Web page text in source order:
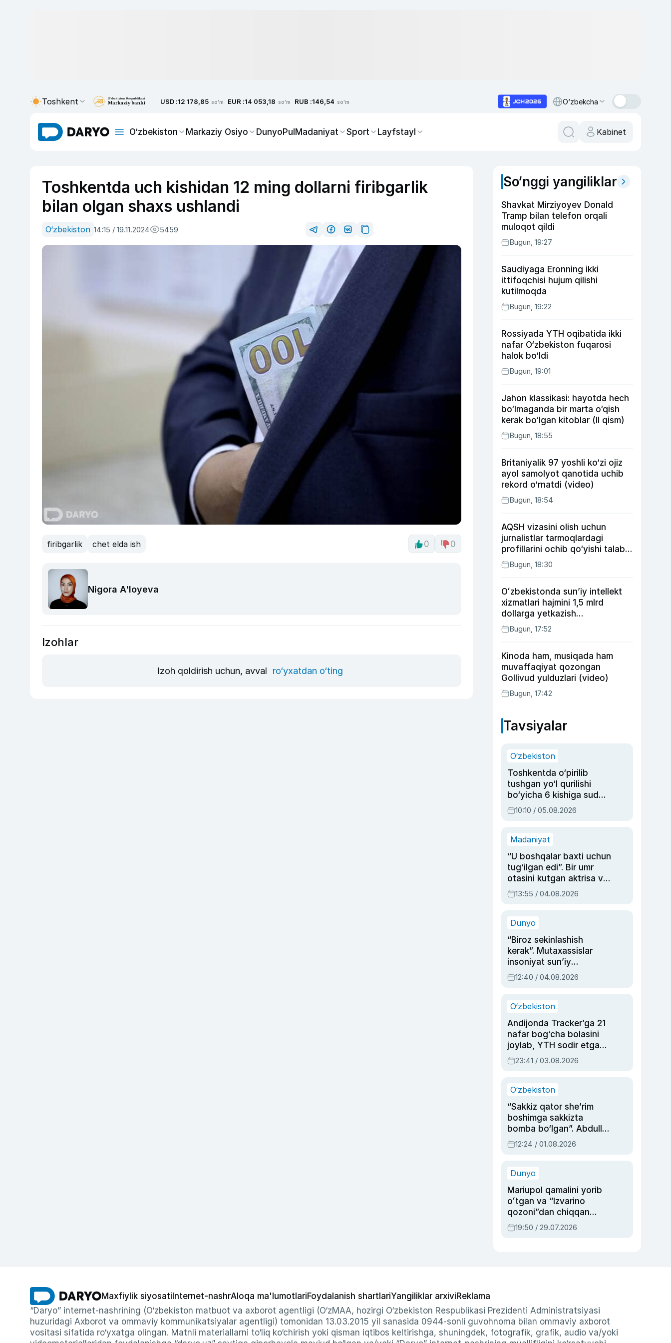
Toshkent USD :12 178,85 so'm EUR :14 053,18 so'm RUB :146,54 so'm O‘zbekcha
O‘zbekiston Markaziy Osiyo DunyoPulMadaniyat Sport Layfstayl Kabinet
Toshkentda uch kishidan 12 ming dollarni firibgarlik
bilan olgan shaxs ushlandi
O‘zbekiston 14:15 / 19.11.2024 5459
firibgarlik chet elda ish 0 0
Nigora A'loyeva
Izohlar
Izoh qoldirish uchun, avval ro‘yxatdan o‘ting
So‘nggi yangiliklar
Shavkat Mirziyoyev Donald
Tramp bilan telefon orqali
muloqot qildi
Bugun, 19:27
Saudiyaga Eronning ikki
ittifoqchisi hujum qilishi
kutilmoqda
Bugun, 19:22
Rossiyada YTH oqibatida ikki
nafar O‘zbekiston fuqarosi
halok bo‘ldi
Bugun, 19:01
Jahon klassikasi: hayotda hech
bo‘lmaganda bir marta o‘qish
kerak bo‘lgan kitoblar (II qism)
Bugun, 18:55
Britaniyalik 97 yoshli ko‘zi ojiz
ayol samolyot qanotida uchib
rekord o‘rnatdi (video)
Bugun, 18:54
AQSH vizasini olish uchun
jurnalistlar tarmoqlardagi
profillarini ochib qo‘yishi talab
etilishi mumkin
Bugun, 18:30
Oʻzbekistonda sunʼiy intellekt
xizmatlari hajmini 1,5 mlrd
dollarga yetkazish
rejalashtirilmoqda
Bugun, 17:52
Kinoda ham, musiqada ham
muvaffaqiyat qozongan
Gollivud yulduzlari (video)
Bugun, 17:42
Tavsiyalar
O‘zbekiston
Toshkentda o‘pirilib
tushgan yo‘l qurilishi
bo‘yicha 6 kishiga sud
hukmi o‘qildi
10:10 / 05.08.2026
Madaniyat
“U boshqalar baxti uchun
tug‘ilgan edi”. Bir umr
otasini kutgan aktrisa va
dublyaj ustasi Rimma
Ahmedovaning
13:55 / 04.08.2026
Dunyo
“Biroz sekinlashish
kerak”. Mutaxassislar
insoniyat sun’iy
intellektni boshqara
olmay qolishidan xavotir
12:40 / 04.08.2026
O‘zbekiston
Andijonda Tracker’ga 21
nafar bog‘cha bolasini
joylab, YTH sodir etgan
ayolga sud hukmi o‘qildi
23:41 / 03.08.2026
O‘zbekiston
“Sakkiz qator she’rim
boshimga sakkizta
bomba bo‘lgan”. Abdulla
Oripovni siyosiy
ayblovlardan asrab
12:24 / 01.08.2026
Dunyo
Mariupol qamalini yorib
oʻtgan va “Izvarino
qozoni”dan chiqqan
qahramon — Ukraina
armiyasi bosh
19:50 / 29.07.2026
Maxfiylik siyosati Internet-nashrAloqa ma'lumotlariFoydalanish shartlariYangiliklar arxiviReklama
“Daryo” internet-nashrining (O‘zbekiston matbuot va axborot agentligi (O‘zMAA, hozirgi O‘zbekiston Respublikasi Prezidenti Administratsiyasi
huzuridagi Axborot va ommaviy kommunikatsiyalar agentligi) tomonidan 13.03.2015 yil sanasida 0944-sonli guvohnoma bilan ommaviy axborot
vositasi sifatida ro‘yxatga olingan. Matnli materiallarni to‘liq ko‘chirish yoki qisman iqtibos keltirishga, shuningdek, fotografik, grafik, audio va/yoki